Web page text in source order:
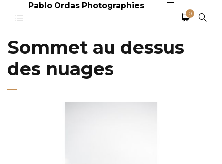
Pablo Ordas Photographies
0
Sommet au dessus
des nuages